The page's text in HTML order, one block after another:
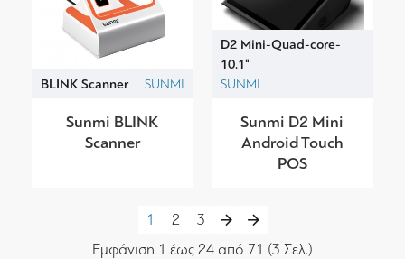
BLINK Scanner SUNMI
Sunmi BLINK
Scanner
D2 Mini-Quad-core-
10.1"
SUNMI
Sunmi D2 Mini
Android Touch
POS
1 2
3
Εμφάνιση 1 έως 24 από 71 (3 Σελ.)